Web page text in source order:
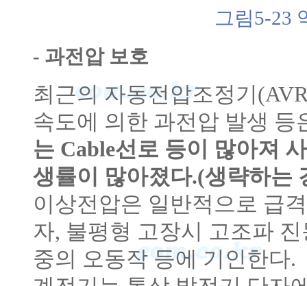
그림5-23
- 과전압 보호
최근의 자동전압조정기
속도에 의한 과전압 발생
는 Cable선로 등이 많아져
생률이 많아졌다.(생략하는
이상전압은 일반적으로 급
자, 불평형 고장시 고조파
중의 오동작 등에 기인한다.